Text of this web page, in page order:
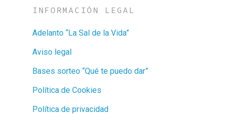
INFORMACIÓN LEGAL
Adelanto “La Sal de la Vida”
Aviso legal
Bases sorteo “Qué te puedo dar”
Política de Cookies
Política de privacidad